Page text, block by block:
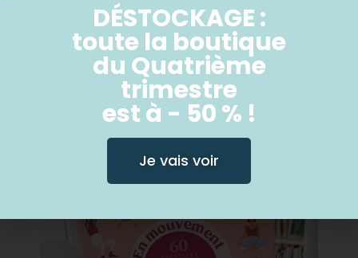
DÉSTOCKAGE :
toute la boutique
du Quatrième
trimestre
est à - 50 % !
Je vais voir